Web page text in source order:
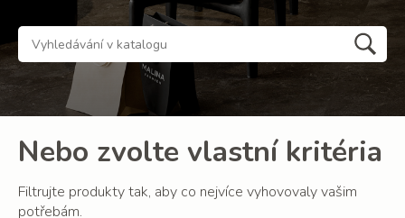
Nebo zvolte vlastní kritéria
Filtrujte produkty tak, aby co nejvíce vyhovovaly vašim
potřebám.